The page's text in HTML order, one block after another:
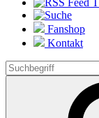
Fanshop
Kontakt